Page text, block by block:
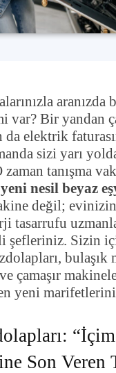
aranızda
var? Bir yandan
da elektrik
sizi yarı
zaman tanışma
yeni nesil beyaz
değil; evinizin
tasarrufu
şefleriniz. Sizin
bulaşık
çamaşır
yeni
Son Veren